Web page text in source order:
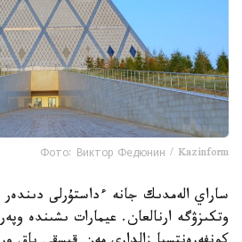
Фото: Виктор Федюнин / Kazinform
ساراي الەمدىك جانە ءداستۇرلى دىندەر
وتكىزۋگە ارنالعان. عيمارات ىشىندە